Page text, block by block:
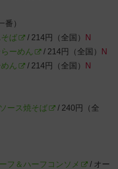
）
ば
/ 214円（全国）
N
ーめん
/ 214円（全国）
N
ん
/ 214円（全国） N
ース焼そば
/ 240円（全
フ＆ハーフコンソメ
/ オー